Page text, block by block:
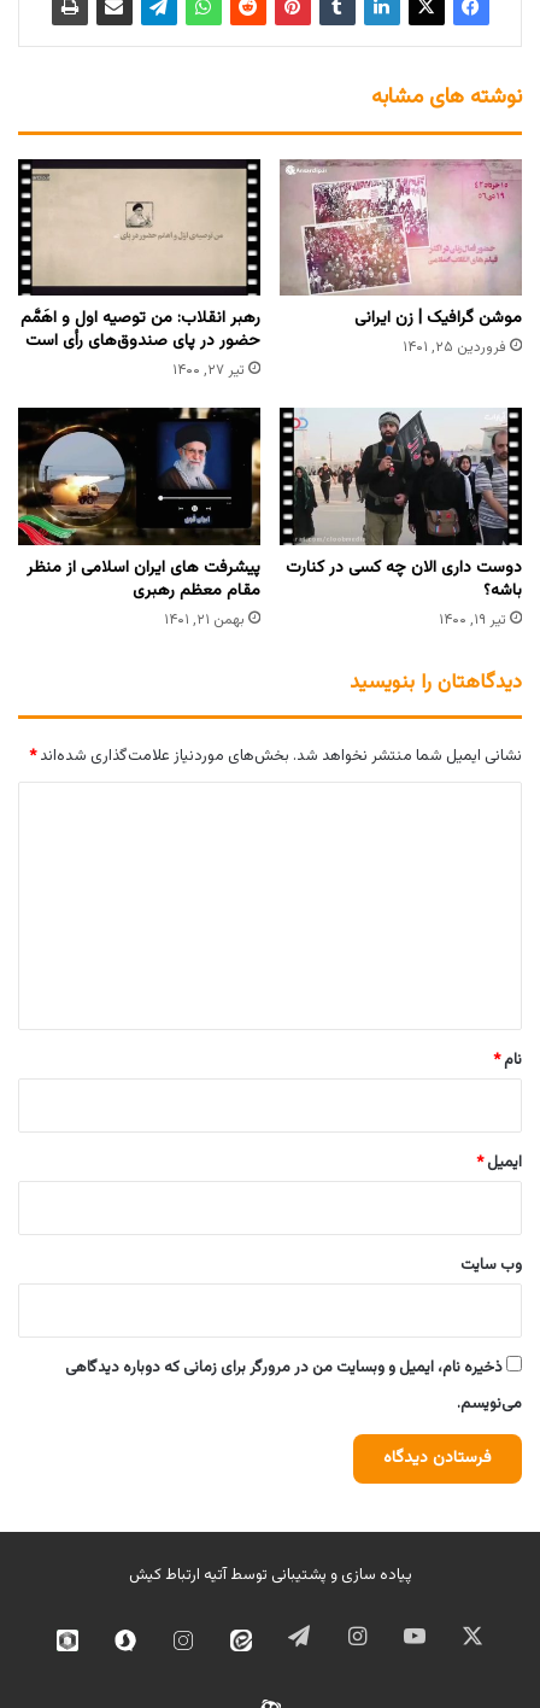
نوشته های مشابه
موشن گرافیک | زن ایرانی
فروردین ۲۵, ۱۴۰۱
رهبر انقلاب: من توصیه اول و اهَمَّم
حضور در پای صندوق‌های رأی است
تیر ۲۷, ۱۴۰۰
دوست داری الان چه کسی در کنارت
باشه؟
تیر ۱۹, ۱۴۰۰
پیشرفت های ایران اسلامی از منظر
مقام معظم رهبری
بهمن ۲۱, ۱۴۰۱
دیدگاهتان را بنویسید
نشانی ایمیل شما منتشر نخواهد شد. بخش‌های موردنیاز علامت‌گذاری شده‌اند*
نام*
ایمیل*
وب‌ سایت
ذخیره نام، ایمیل و وبسایت من در مرورگر برای زمانی که دوباره دیدگاهی
می‌نویسم.
پیاده سازی و پشتیبانی توسطآتیه ارتباط کیش
ایکس یوتیوب اینستاگرامتلگرام ایتا
اینستاگرامسروش